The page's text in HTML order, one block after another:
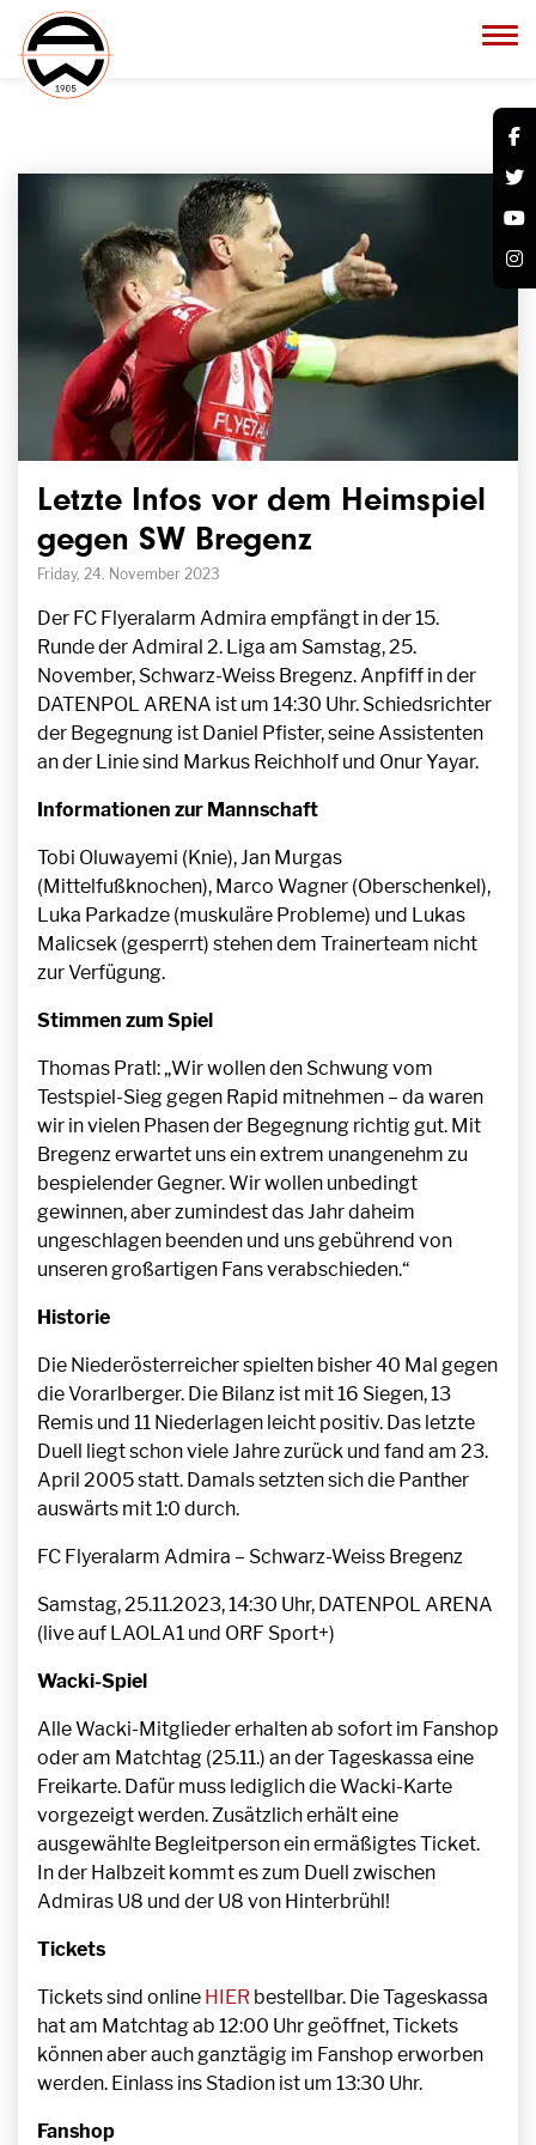
Letzte Infos vor dem Heimspiel
gegen SW Bregenz
Friday, 24. November 2023
Der FC Flyeralarm Admira empfängt in der 15.
Runde der Admiral 2. Liga am Samstag, 25.
November, Schwarz-Weiss Bregenz. Anpfiff in der
DATENPOL ARENA ist um 14:30 Uhr. Schiedsrichter
der Begegnung ist Daniel Pfister, seine Assistenten
an der Linie sind Markus Reichholf und Onur Yayar.
Informationen zur Mannschaft
Tobi Oluwayemi (Knie), Jan Murgas
(Mittelfußknochen), Marco Wagner (Oberschenkel),
Luka Parkadze (muskuläre Probleme) und Lukas
Malicsek (gesperrt) stehen dem Trainerteam nicht
zur Verfügung.
Stimmen zum Spiel
Thomas Pratl: „Wir wollen den Schwung vom
Testspiel-Sieg gegen Rapid mitnehmen – da waren
wir in vielen Phasen der Begegnung richtig gut. Mit
Bregenz erwartet uns ein extrem unangenehm zu
bespielender Gegner. Wir wollen unbedingt
gewinnen, aber zumindest das Jahr daheim
ungeschlagen beenden und uns gebührend von
unseren großartigen Fans verabschieden.“
Historie
Die Niederösterreicher spielten bisher 40 Mal gegen
die Vorarlberger. Die Bilanz ist mit 16 Siegen, 13
Remis und 11 Niederlagen leicht positiv. Das letzte
Duell liegt schon viele Jahre zurück und fand am 23.
April 2005 statt. Damals setzten sich die Panther
auswärts mit 1:0 durch.
FC Flyeralarm Admira – Schwarz-Weiss Bregenz
Samstag, 25.11.2023, 14:30 Uhr, DATENPOL ARENA
(live auf LAOLA1 und ORF Sport+)
Wacki-Spiel
Alle Wacki-Mitglieder erhalten ab sofort im Fanshop
oder am Matchtag (25.11.) an der Tageskassa eine
Freikarte. Dafür muss lediglich die Wacki-Karte
vorgezeigt werden. Zusätzlich erhält eine
ausgewählte Begleitperson ein ermäßigtes Ticket.
In der Halbzeit kommt es zum Duell zwischen
Admiras U8 und der U8 von Hinterbrühl!
Tickets
Tickets sind online HIER bestellbar. Die Tageskassa
hat am Matchtag ab 12:00 Uhr geöffnet, Tickets
können aber auch ganztägig im Fanshop erworben
werden. Einlass ins Stadion ist um 13:30 Uhr.
Fanshop